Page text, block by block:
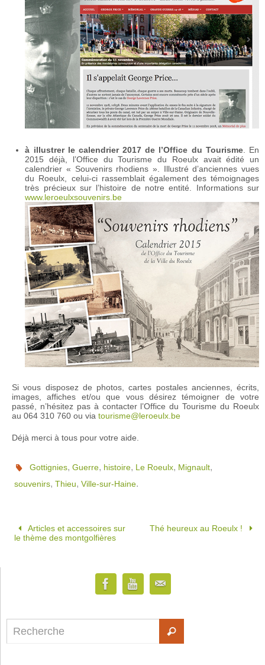
à illustrer le calendrier 2017 de l’Office du Tourisme. En
2015 déjà, l’Office du Tourisme du Roeulx avait édité un
calendrier « Souvenirs rhodiens ». Illustré d’anciennes vues
du Roeulx, celui-ci rassemblait également des témoignages
très précieux sur l’histoire de notre entité. Informations sur
www.leroeulxsouvenirs.be
Si vous disposez de photos, cartes postales anciennes, écrits,
images, affiches et/ou que vous désirez témoigner de votre
passé, n’hésitez pas à contacter l’Office du Tourisme du Roeulx
au 064 310 760 ou via tourisme@leroeulx.be
Déjà merci à tous pour votre aide.
Gottignies,Guerre, histoire, Le Roeulx, Mignault,
souvenirs, Thieu, Ville-sur-Haine.
Articles et accessoires sur
le thème des montgolfières
Thé heureux au Roeulx !